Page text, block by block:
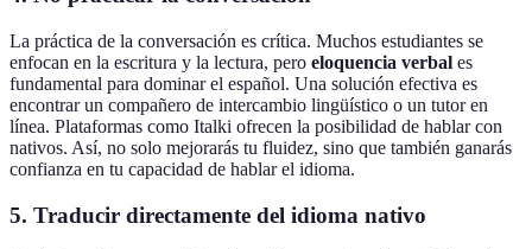
La práctica de la conversación es crítica. Muchos estudiantes se
enfocan en la escritura y la lectura, pero eloquencia verbal es
fundamental para dominar el español. Una solución efectiva es
encontrar un compañero de intercambio lingüístico o un tutor en
línea. Plataformas como Italki ofrecen la posibilidad de hablar con
nativos. Así, no solo mejorarás tu fluidez, sino que también ganarás
confianza en tu capacidad de hablar el idioma.
5. Traducir directamente del idioma nativo